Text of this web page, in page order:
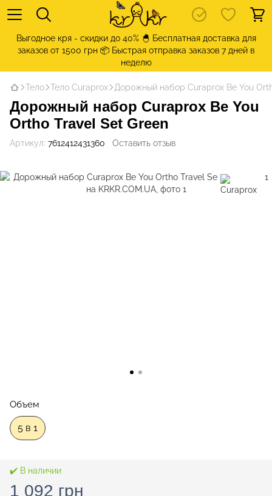
Выгодное кря - скидки до 40% 🐣 Бесплатная доставка для
заказов от 1500 грн 📦 Быстрая отправка заказов 7 дней в
неделю
Тело Тело Curaprox Дорожный набор Curaprox Be You
Дорожный набор Curaprox Be You
Ortho Travel Set Green
Артикул: 7612412431360 Оставить отзыв
Объем
5 в 1
✔️ В наличии
1 092 грн